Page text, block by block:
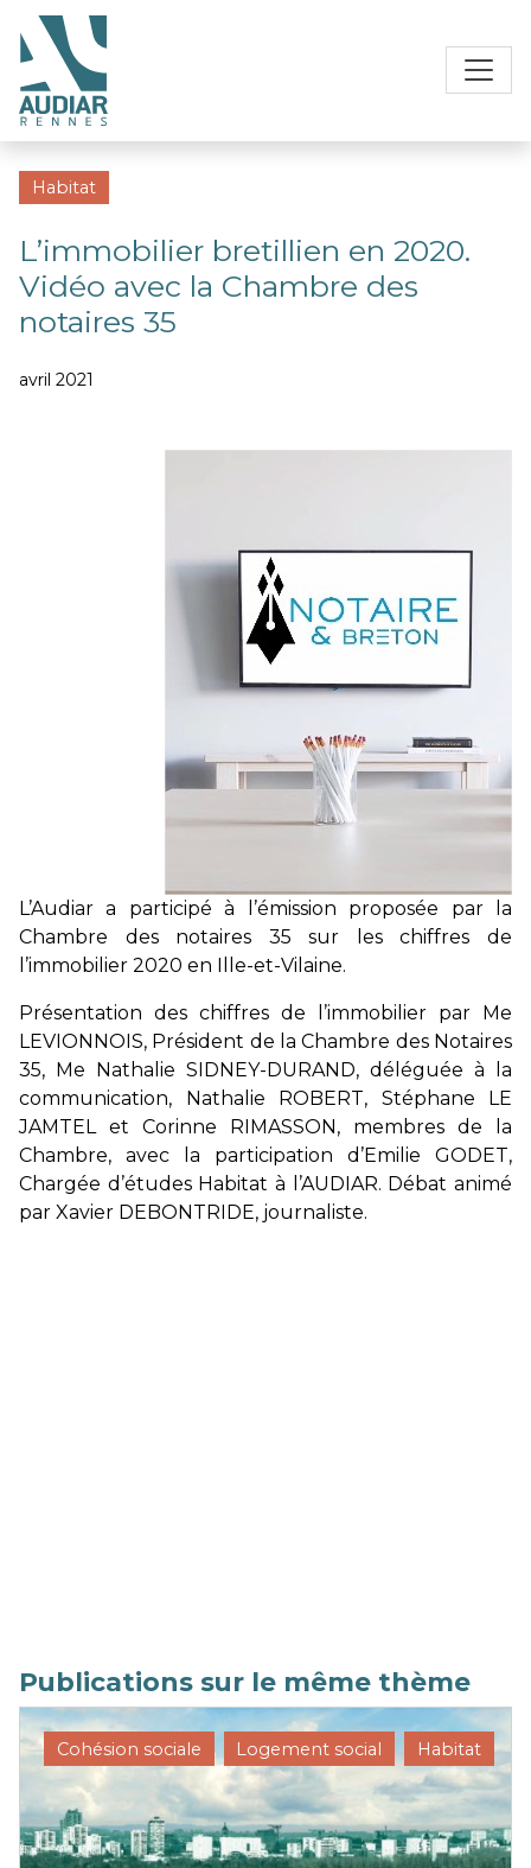
Habitat
L’immobilier bretillien en 2020.
Vidéo avec la Chambre des
notaires 35
avril 2021
L’Audiar a participé à l’émission proposée par la
Chambre des notaires 35 sur les chiffres de
l’immobilier 2020 en Ille-et-Vilaine.
Présentation des chiffres de l’immobilier par Me
LEVIONNOIS, Président de la Chambre des Notaires
35, Me Nathalie SIDNEY-DURAND, déléguée à la
communication, Nathalie ROBERT, Stéphane LE
JAMTEL et Corinne RIMASSON, membres de la
Chambre, avec la participation d’Emilie GODET,
Chargée d’études Habitat à l’AUDIAR. Débat animé
par Xavier DEBONTRIDE, journaliste.
Publications sur le même thème
Cohésion sociale Logement social Habitat